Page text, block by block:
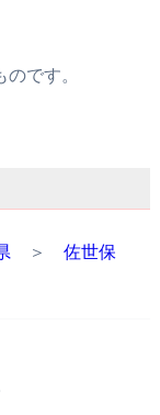
です。
＞ 佐世保